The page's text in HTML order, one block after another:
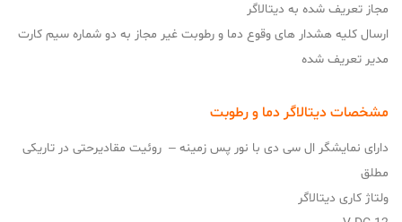
مجاز تعریف شده به دیتالاگر
ارسال کلیه هشدار های وقوع دما و رطوبت غیر مجاز به دو شماره سیم کارت
مدیر تعریف شده
مشخصات دیتالاگر دما و رطوبت
دارای نمایشگر ال سی دی با نور پس زمینه – روئیت مقادیرحتی در تاریکی
مطلق
ولتاژ کاری دیتالاگر